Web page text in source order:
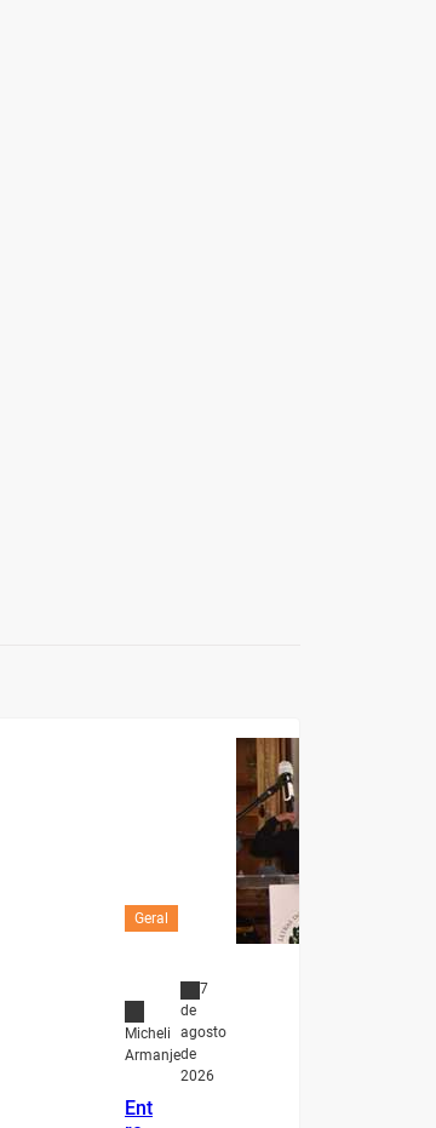
Geral
Micheli
Armanje
7
de
agosto
de
2026
Ent